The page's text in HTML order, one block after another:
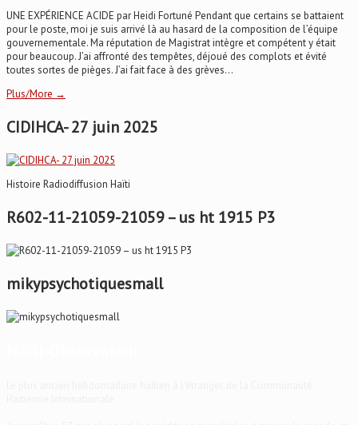
UNE EXPÉRIENCE ACIDE par Heidi Fortuné Pendant que certains se battaient
pour le poste, moi je suis arrivé là au hasard de la composition de l’équipe
gouvernementale. Ma réputation de Magistrat intègre et compétent y était
pour beaucoup. J’ai affronté des tempêtes, déjoué des complots et évité
toutes sortes de pièges. J’ai fait face à des grèves...
Plus/More →
CIDIHCA- 27 juin 2025
Histoire Radiodiffusion Haïti
R602-11-21059-21059 – us ht 1915 P3
mikypsychotiquesmall